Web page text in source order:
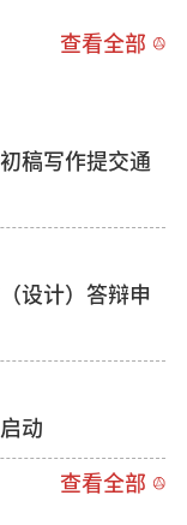
查看全部
稿写作提交通
设计）答辩申
动
查看全部